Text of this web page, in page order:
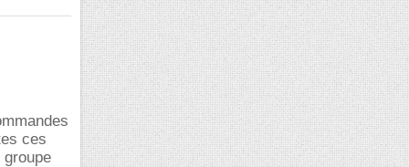
ces